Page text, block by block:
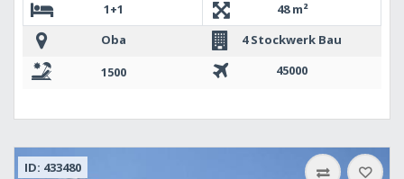
1+1
48 m²
Oba
4 Stockwerk Bau
1500
45000
ID: 433480